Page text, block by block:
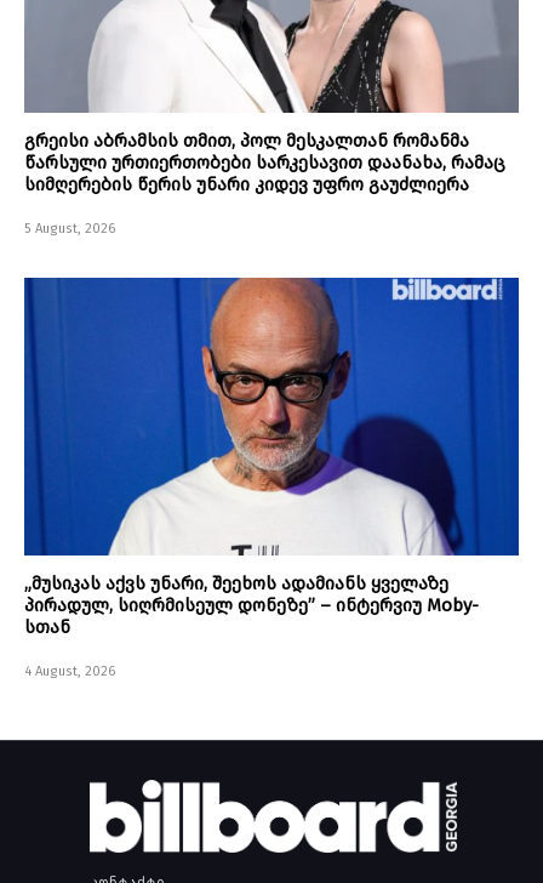
გრეისი აბრამსის თმით, პოლ მესკალთან რომანმა
წარსული ურთიერთობები სარკესავით დაანახა, რამაც
სიმღერების წერის უნარი კიდევ უფრო გაუძლიერა
5 August, 2026
„მუსიკას აქვს უნარი, შეეხოს ადამიანს ყველაზე
პირადულ, სიღრმისეულ დონეზე” – ინტერვიუ Moby-
სთან
4 August, 2026